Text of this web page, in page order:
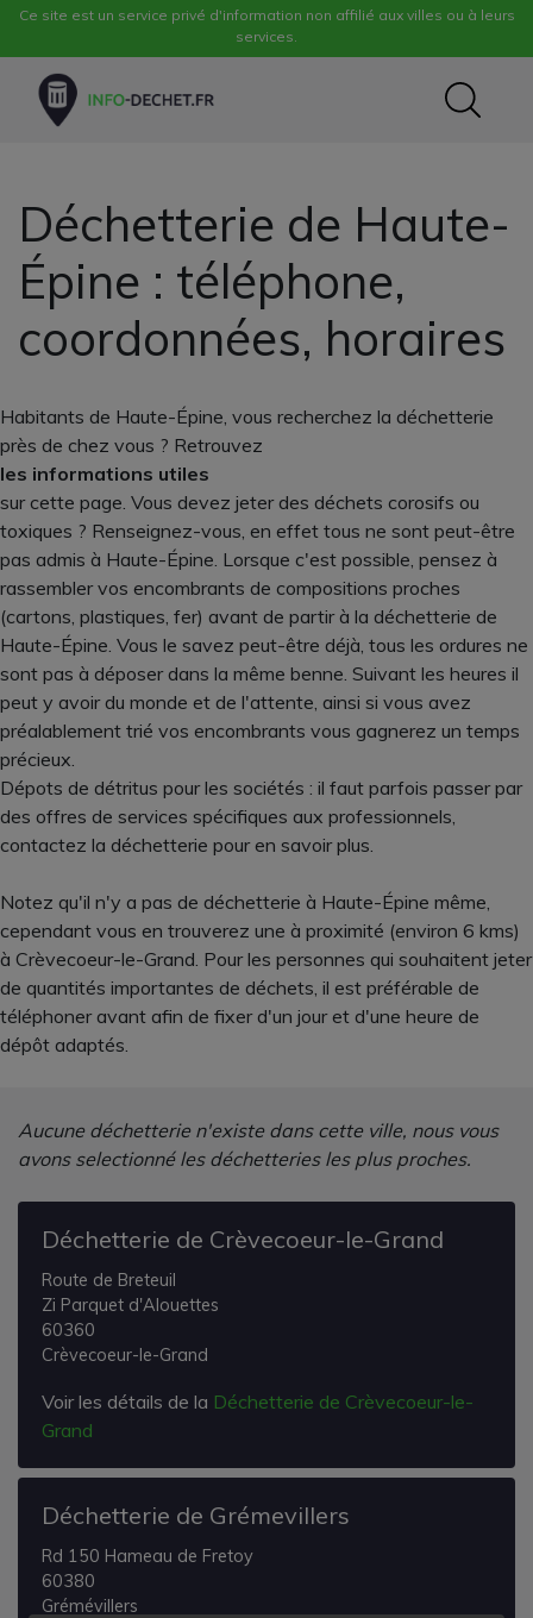
Ce site est un service privé d'information non affilié aux villes ou à leurs
services.
Déchetterie de Haute-
Épine : téléphone,
coordonnées, horaires
Habitants de Haute-Épine, vous recherchez la déchetterie
près de chez vous ? Retrouvez
les informations utiles
sur cette page. Vous devez jeter des déchets corosifs ou
toxiques ? Renseignez-vous, en effet tous ne sont peut-être
pas admis à Haute-Épine. Lorsque c'est possible, pensez à
rassembler vos encombrants de compositions proches
(cartons, plastiques, fer) avant de partir à la déchetterie de
Haute-Épine. Vous le savez peut-être déjà, tous les ordures ne
sont pas à déposer dans la même benne. Suivant les heures il
peut y avoir du monde et de l'attente, ainsi si vous avez
préalablement trié vos encombrants vous gagnerez un temps
précieux.
Dépots de détritus pour les sociétés : il faut parfois passer par
des offres de services spécifiques aux professionnels,
contactez la déchetterie pour en savoir plus.
Notez qu'il n'y a pas de déchetterie à Haute-Épine même,
cependant vous en trouverez une à proximité (environ 6 kms)
à Crèvecoeur-le-Grand. Pour les personnes qui souhaitent jeter
de quantités importantes de déchets, il est préférable de
téléphoner avant afin de fixer d'un jour et d'une heure de
dépôt adaptés.
Aucune déchetterie n'existe dans cette ville, nous vous
avons selectionné les déchetteries les plus proches.
Déchetterie de Crèvecoeur-le-Grand
Route de Breteuil
Zi Parquet d'Alouettes
60360
Crèvecoeur-le-Grand
Voir les détails de la Déchetterie de Crèvecoeur-le-
Grand
Déchetterie de Grémevillers
Rd 150 Hameau de Fretoy
60380
Grémévillers